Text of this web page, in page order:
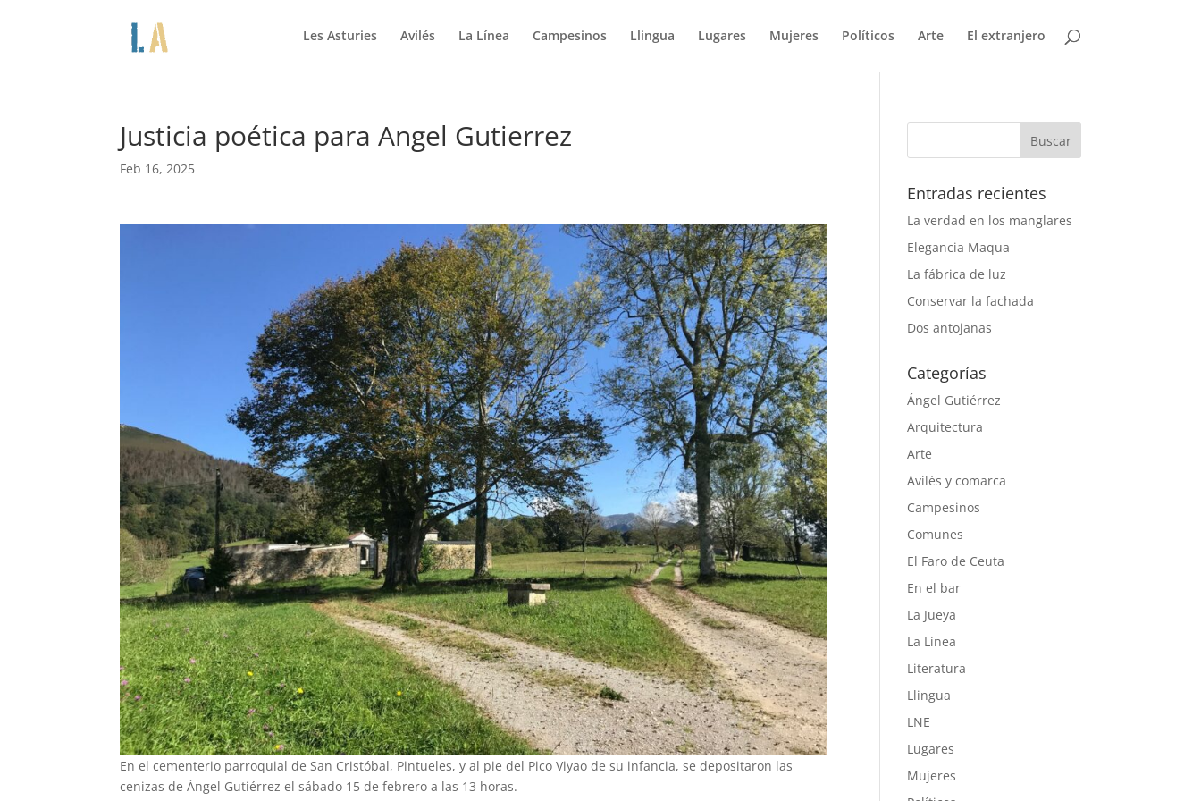
Les Asturies Avilés La Línea Campesinos Llingua Lugares Mujeres Políticos Arte El extranjero
Justicia poética para Angel Gutierrez
Feb 16, 2025
En el cementerio parroquial de San Cristóbal, Pintueles, y al pie del Pico Viyao de su infancia, se depositaron las
cenizas de Ángel Gutiérrez el sábado 15 de febrero a las 13 horas.
Entradas recientes
La verdad en los manglares
Elegancia Maqua
La fábrica de luz
Conservar la fachada
Dos antojanas
Categorías
Ángel Gutiérrez
Arquitectura
Arte
Avilés y comarca
Campesinos
Comunes
El Faro de Ceuta
En el bar
La Jueya
La Línea
Literatura
Llingua
LNE
Lugares
Mujeres